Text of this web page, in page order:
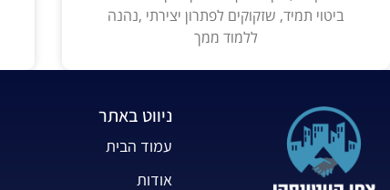
ביטוי תמיד, שזקוקים לפתרון יצירתי ,נהנה
ללמוד ממך
ניווט באתר
עמוד הבית
אודות